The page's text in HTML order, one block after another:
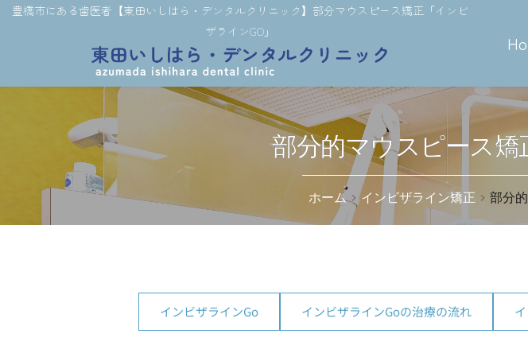
豊橋市にある歯医者【東田いしはら・デンタルクリニック】部分マウスピース矯正「インビ
ザラインGO」
部分的マウスピース
ホーム インビザライン矯正 部分
インビザラインGo インビザラインGoの治療の流れ